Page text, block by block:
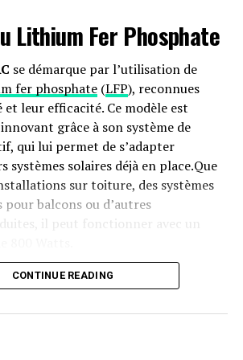
Lithium Fer Phosphate
se démarque par l’utilisation de
fer phosphate(LFP), reconnues
leur efficacité. Ce modèle est
grâce à son système de
qui lui permet de s’adapter
systèmes solaires déjà en place.Que
sur toiture, des systèmes
pour balcons ou d’autres
il peut fonctionner avec un
flexibilité Énergétique
maximale d’injection dans le réseau
1200 watts,le Solarbank 2 AC
CONTINUE READING